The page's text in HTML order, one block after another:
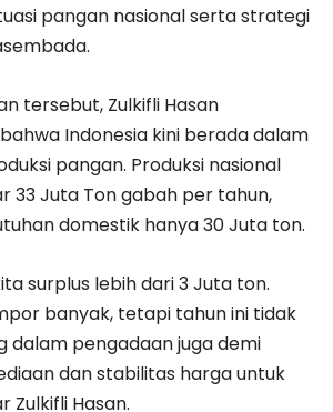
pangan nasional serta strategi
tersebut, Zulkifli Hasan
Indonesia kini berada dalam
pangan. Produksi nasional
33 Juta Ton gabah per tahun,
domestik hanya 30 Juta ton.
surplus lebih dari 3 Juta ton.
banyak, tetapi tahun ini tidak
dalam pengadaan juga demi
dan stabilitas harga untuk
Zulkifli Hasan.